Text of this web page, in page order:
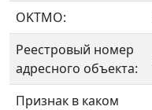
OKTMO:
Реестровый номер
адресного объекта:
Признак в каком